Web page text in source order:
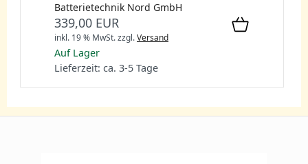
Batterietechnik Nord GmbH
339,00 EUR
inkl. 19 % MwSt.zzgl.Versand
Auf Lager
Lieferzeit: ca. 3-5 Tage